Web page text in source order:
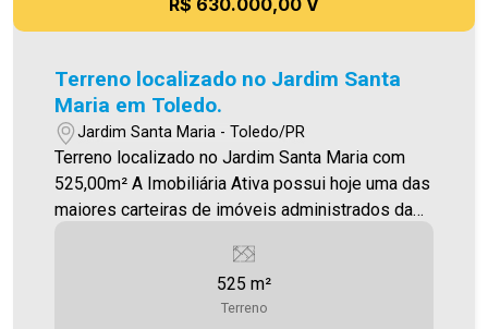
R$ 630.000,00 V
Terreno localizado no Jardim Santa
Maria em Toledo.
Jardim Santa Maria - Toledo/PR
Terreno localizado no Jardim Santa Maria com
525,00m² A Imobiliária Ativa possui hoje uma das
maiores carteiras de imóveis administrados da
525 m²
Terreno